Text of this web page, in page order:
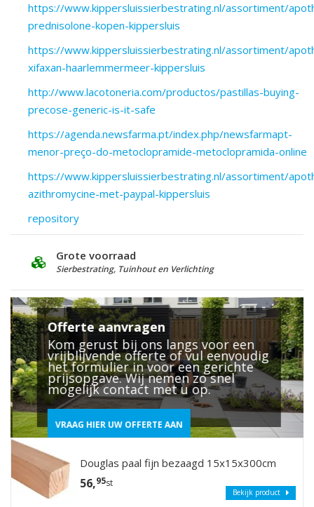
https://www.kippersluissierbestrating.nl/assortiment/
prednisolone-kopen-kippersluis
https://www.kippersluissierbestrating.nl/assortiment/
xifaxan-haarlemmermeer-kippersluis
http://www.lacotoneria.com/productos/pastillas-buying-
precose-generic-is-it-safe
https://agenda.newsfarma.pt/index.php/newsfarmapt-
menor-preço-do-metoclopramide-metoclopramida-online
https://www.kippersluissierbestrating.nl/assortiment/
azithromycine-met-paypal-kippersluis
repository
Grote voorraad
Sierbestrating, Tuinhout en Verlichting
Offerte aanvragen
Kom gerust bij ons langs voor een
vrijblijvende offerte of vul eenvoudig
het formulier in voor een gerichte
prijsopgave. Wij nemen zo snel
mogelijk contact met u op.
VRAAG HIER UW OFFERTE AAN
Douglas paal fijn bezaagd 15x15x300cm
56,95st
Bekijk product